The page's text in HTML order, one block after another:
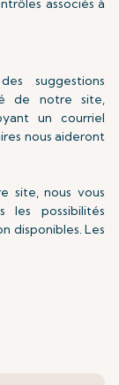
associés à
suggestions
de notre site,
un courriel
nous aideront
site, nous vous
possibilités
disponibles. Les